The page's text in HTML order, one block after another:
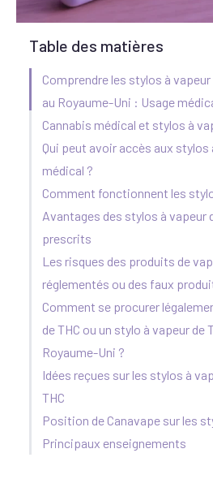
Table des matières
Comprendre les stylos à vapeur
au Royaume-Uni : Usage
Cannabis médical et stylos à
Qui peut avoir accès aux stylos
médical ?
Comment fonctionnent les
Avantages des stylos à vapeur
prescrits
Les risques des produits de
réglementés ou des faux
Comment se procurer
de THC ou un stylo à vapeur de
Royaume-Uni ?
Idées reçues sur les stylos à
THC
Position de Canavape sur les
Principaux enseignements